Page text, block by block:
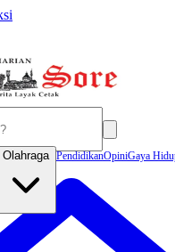
Olahraga PendidikanOpiniGaya